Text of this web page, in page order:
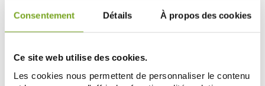
Consentement Détails À propos des cookies
Ce site web utilise des cookies.
Les cookies nous permettent de personnaliser le contenu
-10%